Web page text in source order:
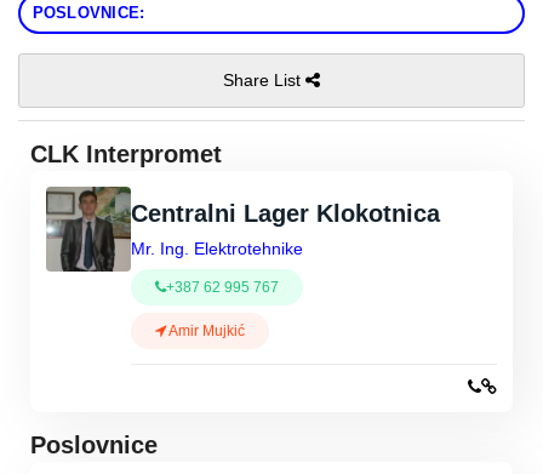
POSLOVNICE:
Share List
CLK Interpromet
Centralni Lager Klokotnica
Mr. Ing. Elektrotehnike
+387 62 995 767
Amir Mujkić
Poslovnice